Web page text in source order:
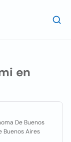
en
De Buenos
Buenos Aires